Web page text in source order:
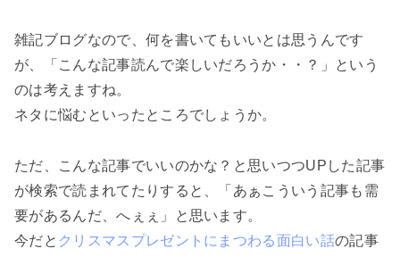
雑記ブログなので、何を書いてもいいとは思うんです
が、「こんな記事読んで楽しいだろうか・・？」という
のは考えますね。
ネタに悩むといったところでしょうか。
ただ、こんな記事でいいのかな？と思いつつUPした記事
が検索で読まれてたりすると、
「あぁこういう記事も需
要があるんだ、へぇぇ」
と思います。
今だと クリスマスプレゼントにまつわる面白い話の記事